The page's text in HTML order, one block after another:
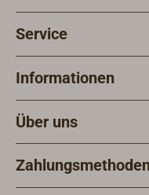
ein
der LEDs für
Hight-Power
einem
Leuchtmittel,
Service
Informationen
Über uns